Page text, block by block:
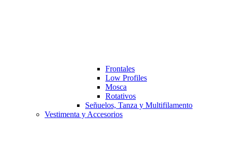
Frontales
Low Profiles
Mosca
Rotativos
Señuelos, Tanza y Multifilamento
Vestimenta y Accesorios